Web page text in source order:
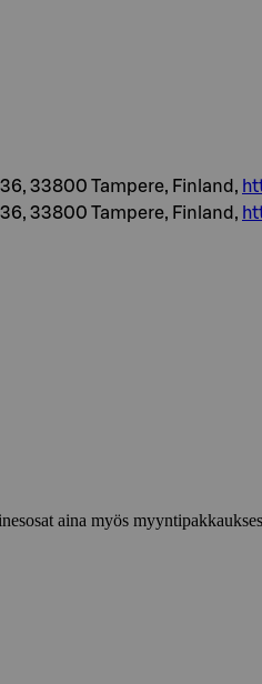
33800 Tampere, Finland,
33800 Tampere, Finland,
aina myös